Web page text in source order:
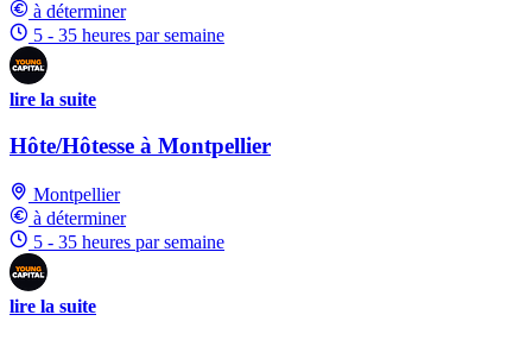
à déterminer
5 - 35 heures par semaine
lire la suite
Hôte/Hôtesse à Montpellier
Montpellier
à déterminer
5 - 35 heures par semaine
lire la suite